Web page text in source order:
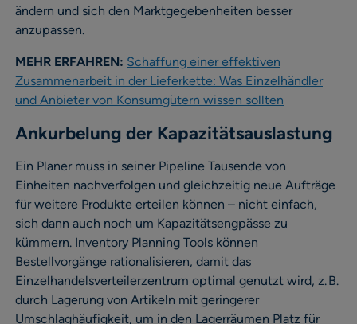
ändern und sich den Marktgegebenheiten besser
anzupassen.
MEHR ERFAHREN: Schaffung einer effektiven
Zusammenarbeit in der Lieferkette: Was Einzelhändler
und Anbieter von Konsumgütern wissen sollten
Ankurbelung der Kapazitätsauslastung
Ein Planer muss in seiner Pipeline Tausende von
Einheiten nachverfolgen und gleichzeitig neue Aufträge
für weitere Produkte erteilen können – nicht einfach,
sich dann auch noch um Kapazitätsengpässe zu
kümmern. Inventory Planning Tools können
Bestellvorgänge rationalisieren, damit das
Einzelhandelsverteilerzentrum optimal genutzt wird, z. B.
durch Lagerung von Artikeln mit geringerer
Umschlaghäufigkeit, um in den Lagerräumen Platz für